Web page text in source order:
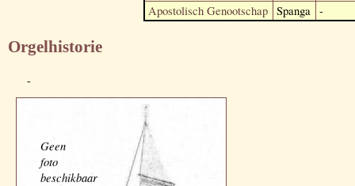
Apostolisch Genootschap Spanga -
Orgelhistorie
-
Geen
foto
beschikbaar